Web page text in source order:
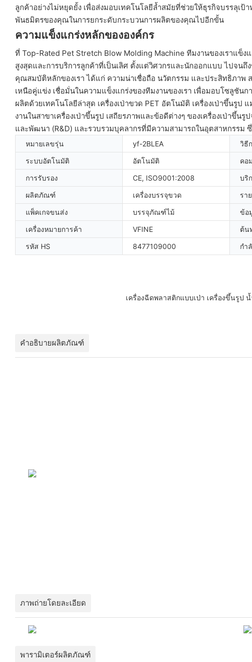
ลูกค้าอย่างไม่หยุดยั้ง เพื่อส่งมอบเทคโนโลยีล้ำสมัยที่ช่วยให้ธุรกิจบรรลุเ
พันธมิตรของคุณในการยกระดับกระบวนการผลิตของคุณไปอีกขั้น
ความแข็งแกร่งหลักขององค์กร
ที่ Top-Rated Pet Stretch Blow Molding Machine ทีมงานของเราแ
สูงสุดและการบริการลูกค้าที่เป็นเลิศ ตั้งแต่วิศวกรและนักออกแบบ ไปจน
คุณสมบัติหลักของเรา ได้แก่ ความน่าเชื่อถือ นวัตกรรม และประสิทธิภาพ
เหนือคู่แข่ง เชื่อมั่นในความแข็งแกร่งของทีมงานของเรา เพื่อมอบโซลูชั
ผลิตด้วยเทคโนโลยีล่าสุด เครื่องเป่าขวด PET อัตโนมัติ เครื่องเป่าขึ้นรู
งานในสาขาเครื่องเป่าขึ้นรูป เสถียรภาพและข้อดีต่างๆ ของเครื่องเป่า
และพัฒนา (R&D) และรวบรวมบุคลากรที่มีความสามารถในอุตสาหกรรม
หมายเลขรุ่น yf-2BLEA วิธี
ระบบอัตโนมัติ
อัตโนมัติ คอ
การรับรอง
CE, ISO9001:2008 บริ
ผลิตภัณฑ์
เครื่องบรรจุขวด รา
แพ็คเกจขนส่ง
บรรจุภัณฑ์ไม้ ข้อ
เครื่องหมายการค้า
VFINE ต้น
รหัส HS
8477109000 กำ
เครื่องฉีดพลาสติกแบบเป่า เครื่องขึ้นรูป
คำอธิบายผลิตภัณฑ์
ภาพถ่ายโดยละเอียด
พารามิเตอร์ผลิตภัณฑ์